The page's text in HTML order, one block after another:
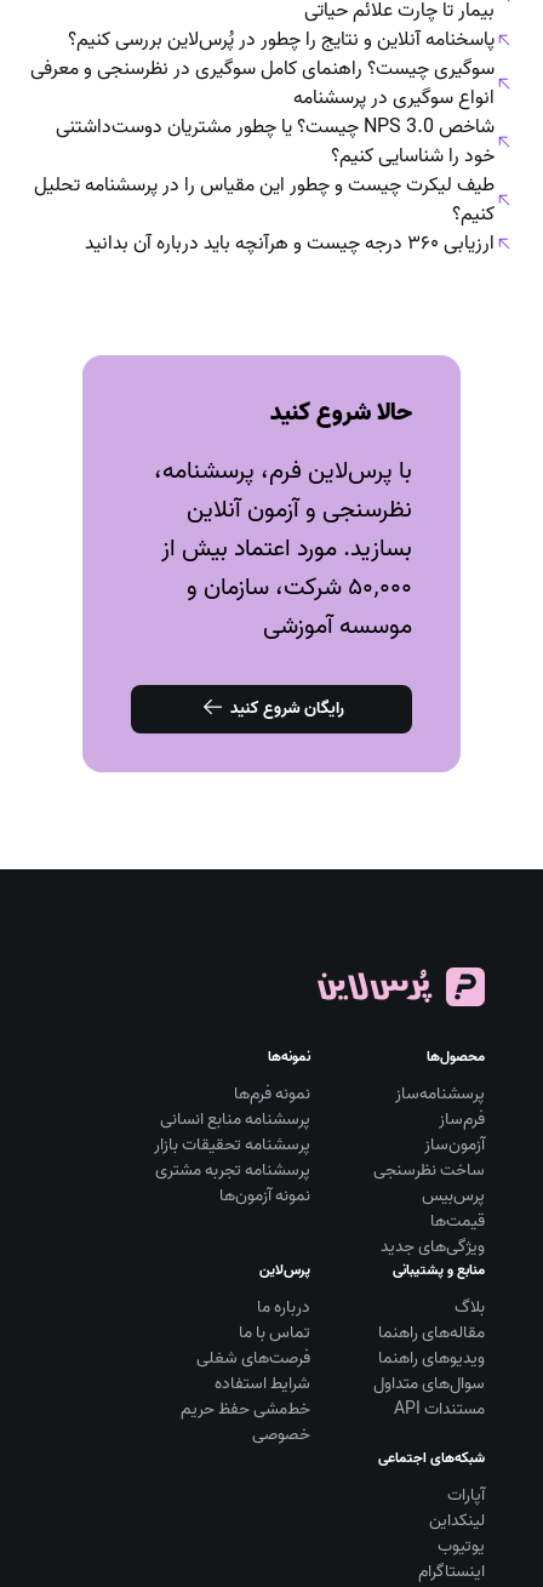
بیمار تا چارت علائم حیاتی
پاسخنامه آنلاین و نتایج را چطور در پُرس‌لاین بررسی کنیم؟
سوگیری چیست؟ راهنمای کامل سوگیری در نظرسنجی و معرفی
انواع سوگیری در پرسشنامه
شاخص NPS 3.0 چیست؟ یا چطور مشتریان دوست‌داشتنی
خود را شناسایی کنیم؟
طیف لیکرت چیست و چطور این مقیاس را در پرسشنامه تحلیل
کنیم؟
ارزیابی ۳۶۰ درجه چیست و هرآنچه باید درباره‌ آن بدانید
حالا شروع کنید
با پرس‌لاین فرم، پرسشنامه،
نظرسنجی و آزمون‌ آنلاین
بسازید. مورد اعتماد بیش از
۵۰٬۰۰۰ شرکت، سازمان و
موسسه آموزشی
رایگان شروع کنید
محصول‌ها
پرسشنامه‌ساز
فرم‌ساز
آزمون‌ساز
ساخت نظرسنجی
پرس‌بیس
قیمت‌ها
ویژگی‌های جدید
نمونه‌ها
نمونه فرم‌ها
پرسشنامه منابع انسانی
پرسشنامه تحقیقات بازار
پرسشنامه تجربه مشتری
نمونه آزمون‌ها
منابع و پشتیبانی
بلاگ
مقاله‌های راهنما
ویديوهای راهنما
سوال‌های متداول
مستندات API
پرس‌لاین
درباره ما
تماس با ما
فرصت‌های شغلی
شرایط استفاده
خط‌مشی حفظ حریم
خصوصی
شبکه‌های اجتماعی
آپارات
لینکداین
یوتیوب
اینستاگرام